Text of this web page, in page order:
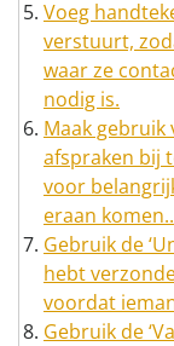
Voeg
verstuurt,
waar ze
nodig is.
Maak gebruik
afspraken bij
voor
eraan komen..
Gebruik de
hebt
voordat
Gebruik de